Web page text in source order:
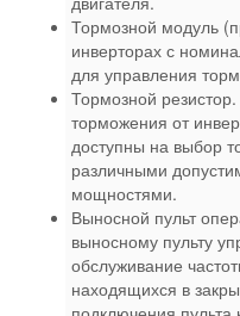
Тормозной модуль
инверторах с
для управления
Тормозной
торможения от
доступны на выбор
различными
мощностями.
Выносной пульт
выносному пульту
обслуживание
находящихся в